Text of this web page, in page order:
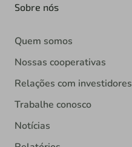
Sobre nós
Quem somos
Nossas cooperativas
Relações com investidores
Trabalhe conosco
Notícias